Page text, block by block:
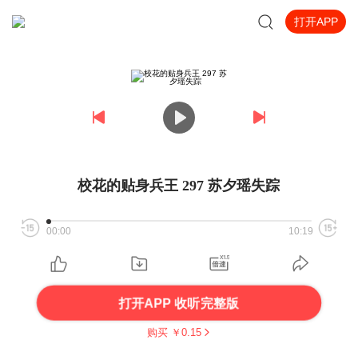
打开APP
校花的贴身兵王 297 苏夕瑶失踪
00:00 10:19
打开APP 收听完整版
购买 ￥ 0.15